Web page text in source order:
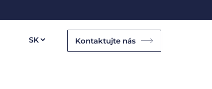
Kontaktujte nás